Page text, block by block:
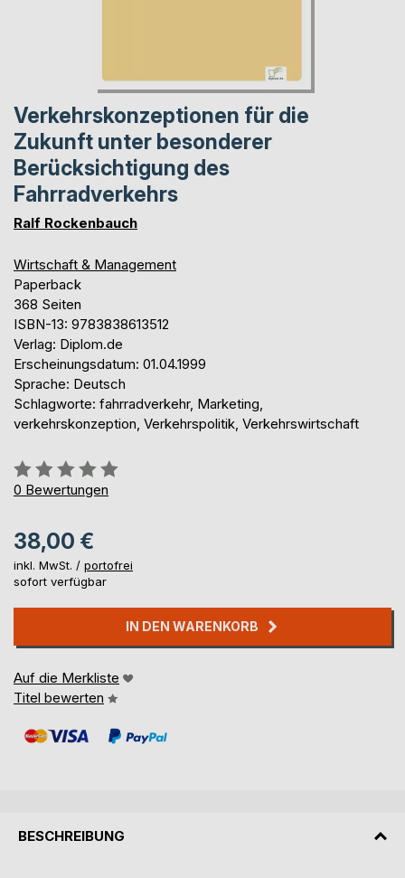
Verkehrskonzeptionen für die
Zukunft unter besonderer
Berücksichtigung des
Fahrradverkehrs
Ralf Rockenbauch
Wirtschaft & Management
Paperback
368 Seiten
ISBN-13: 9783838613512
Verlag: Diplom.de
Erscheinungsdatum: 01.04.1999
Sprache: Deutsch
Schlagworte: fahrradverkehr, Marketing,
verkehrskonzeption, Verkehrspolitik, Verkehrswirtschaft
Bewertung::
0%
0 Bewertungen
38,00 €
inkl. MwSt. / portofrei
sofort verfügbar
IN DEN WARENKORB
Auf die Merkliste
Titel bewerten
BESCHREIBUNG